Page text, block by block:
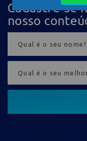
Cadastre-se
nosso